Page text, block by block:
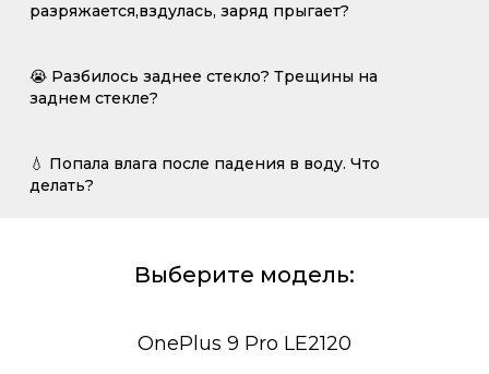
разряжается,вздулась, заряд прыгает?
😭 Разбилось заднее стекло? Трещины на
заднем стекле?
💧 Попала влага после падения в воду. Что
делать?
Выберите модель:
OnePlus 9 Pro LE2120